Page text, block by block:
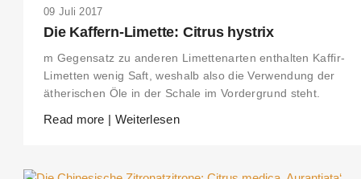
09 Juli 2017
Die Kaffern-Limette: Citrus hystrix
m Gegensatz zu anderen Limettenarten enthalten Kaffir-
Limetten wenig Saft, weshalb also die Verwendung der
ätherischen Öle in der Schale im Vordergrund steht.
Read more | Weiterlesen